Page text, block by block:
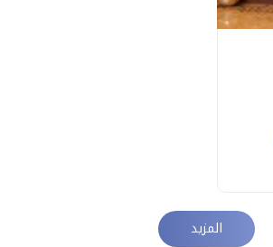
المزيد